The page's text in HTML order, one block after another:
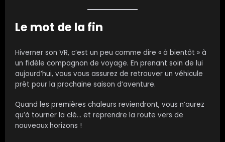
Le mot de la fin
Hiverner son VR, c’est un peu comme dire « à bientôt » à
un fidèle compagnon de voyage. En prenant soin de lui
aujourd’hui, vous vous assurez de retrouver un véhicule
prêt pour la prochaine saison d’aventure.
Quand les premières chaleurs reviendront, vous n’aurez
qu’à tourner la clé… et reprendre la route vers de
nouveaux horizons !